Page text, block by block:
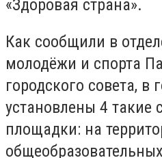
«Здоровая страна».
Как сообщили в
молодёжи и спорта
городского совета, в
установлены 4 такие
площадки: на